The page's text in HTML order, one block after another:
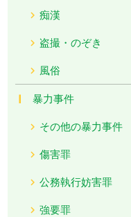
痴漢
盗撮・のぞき
風俗
暴力事件
その他の暴力事件
傷害罪
公務執行妨害罪
強要罪